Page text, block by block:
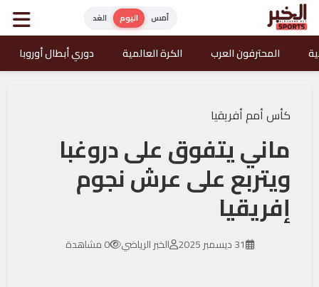
أمس اليوم الغد
المحترفون العرب الكرة العالمية دوري أبطال أوروبا
كأس أمم أفريقيا
ماني يتفوق على دروغبا
ويتربع على عرش نجوم
إفريقيا
31 ديسمبر 2025 الخبر الرياضي 0 مشاهدة